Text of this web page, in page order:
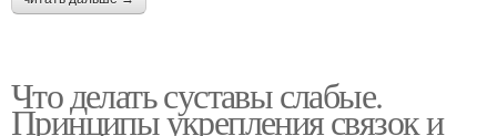
Что делать суставы слабые.
Принципы укрепления связок и